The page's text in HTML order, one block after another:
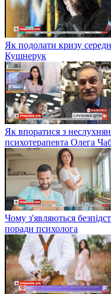
Як подолати кризу
Кушнерук
Як впоратися з
психотерапевта Олега
Чому з'являються
поради психолога